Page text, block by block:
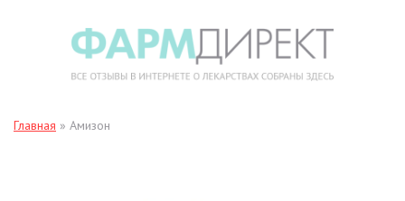
Главная » Амизон